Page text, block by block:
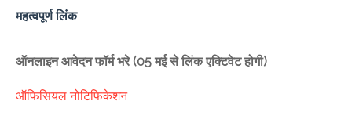
महत्वपूर्ण लिंक
ऑनलाइन आवेदन फॉर्म भरे (05 मई से लिंक एक्टिवेट होगी)
ऑफिसियल नोटिफिकेशन